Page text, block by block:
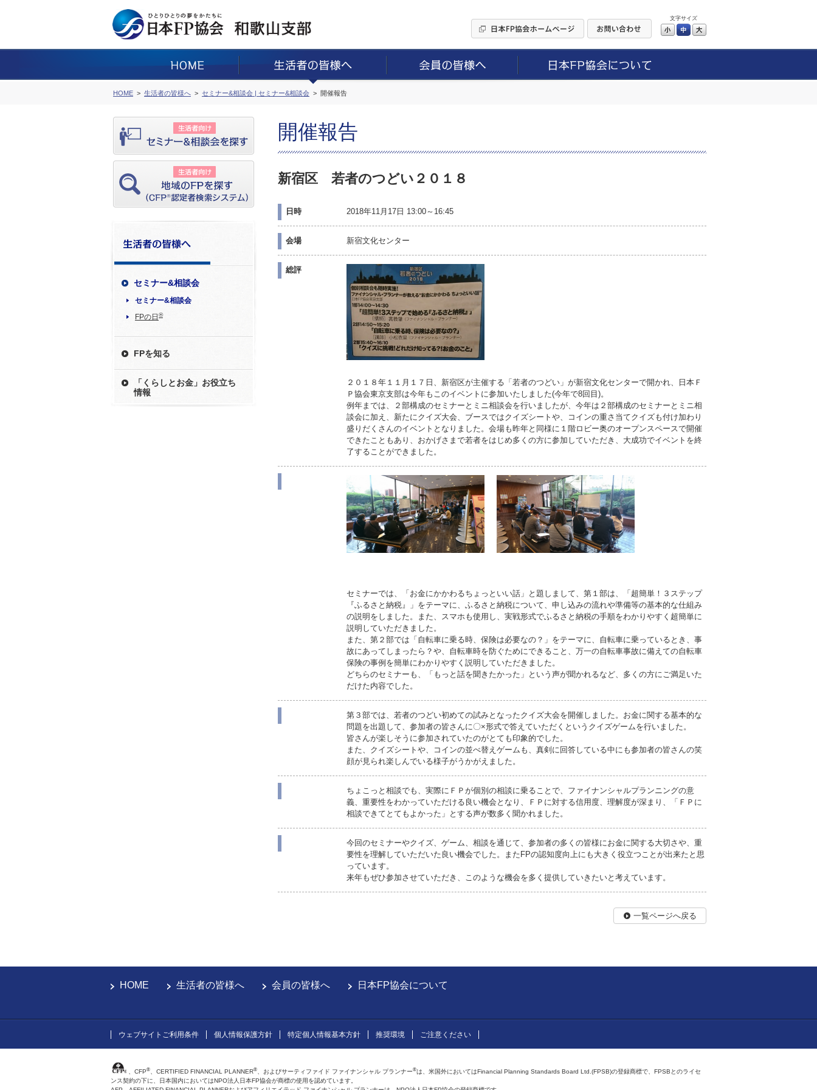
文字サイズ
小 中
HOME 生活者の皆様へ セミナー&相談会 | セミナー&相談会 開催報告
セミナー&相談会
セミナー&相談会
FPの日 ®
FPを知る
「くらしとお金」お役立ち
情報
開催報告
新宿区 若者のつどい２０１８
日時 2018年11月17日 13:00～16:45
会場 新宿文化センター
総評
２０１８年１１月１７日、新宿区が主催する「若者のつどい」が新宿文化センターで開かれ、日本Ｆ
Ｐ協会東京支部は今年もこのイベントに参加いたしました(今年で8回目)。
例年までは、２部構成のセミナーとミニ相談会を行いましたが、今年は２部構成のセミナーとミニ相
談会に加え、新たにクイズ大会、ブースではクイズシートや、コインの重さ当てクイズも付け加わり
盛りだくさんのイベントとなりました。会場も昨年と同様に１階ロビー奥のオープンスペースで開催
できたこともあり、おかげさまで若者をはじめ多くの方に参加していただき、大成功でイベントを終
了することができました。
セミナーでは、「お金にかかわるちょっといい話」と題しまして、第１部は、「超簡単！３ステップ
『ふるさと納税』」をテーマに、ふるさと納税について、申し込みの流れや準備等の基本的な仕組み
の説明をしました。また、スマホも使用し、実戦形式でふるさと納税の手順をわかりやすく超簡単に
説明していただきました。
また、第２部では「自転車に乗る時、保険は必要なの？」をテーマに、自転車に乗っているとき、事
故にあってしまったら？や、自転車時を防ぐためにできること、万一の自転車事故に備えての自転車
保険の事例を簡単にわかりやすく説明していただきました。
どちらのセミナーも、「もっと話を聞きたかった」という声が聞かれるなど、多くの方にご満足いた
だけた内容でした。
第３部では、若者のつどい初めての試みとなったクイズ大会を開催しました。お金に関する基本的な
問題を出題して、参加者の皆さんに〇×形式で答えていただくというクイズゲームを行いました。
皆さんが楽しそうに参加されていたのがとても印象的でした。
また、クイズシートや、コインの並べ替えゲームも、真剣に回答している中にも参加者の皆さんの笑
顔が見られ楽しんでいる様子がうかがえました。
ちょこっと相談でも、実際にＦＰが個別の相談に乗ることで、ファイナンシャルプランニングの意
義、重要性をわかっていただける良い機会となり、ＦＰに対する信用度、理解度が深まり、「ＦＰに
相談できてとてもよかった」とする声が数多く聞かれました。
今回のセミナーやクイズ、ゲーム、相談を通じて、参加者の多くの皆様にお金に関する大切さや、重
要性を理解していただいた良い機会でした。またFPの認知度向上にも大きく役立つことが出来たと思
っています。
来年もぜひ参加させていただき、このような機会を多く提供していきたいと考えています。
一覧ページへ戻る
HOME 生活者の皆様へ 会員の皆様へ 日本FP協会について
ウェブサイトご利用条件 個人情報保護方針 特定個人情報基本方針 推奨環境 ご注意ください
、CFP® 、CERTIFIED FINANCIAL PLANNER® 、およびサーティファイド ファイナンシャル プランナー®は、米国外においてはFinancial Planning Standards Board Ltd.(FPSB)の登録商標で、FPSBとのライセ
ンス契約の下に、日本国内においてはNPO法人日本FP協会が商標の使用を認めています。